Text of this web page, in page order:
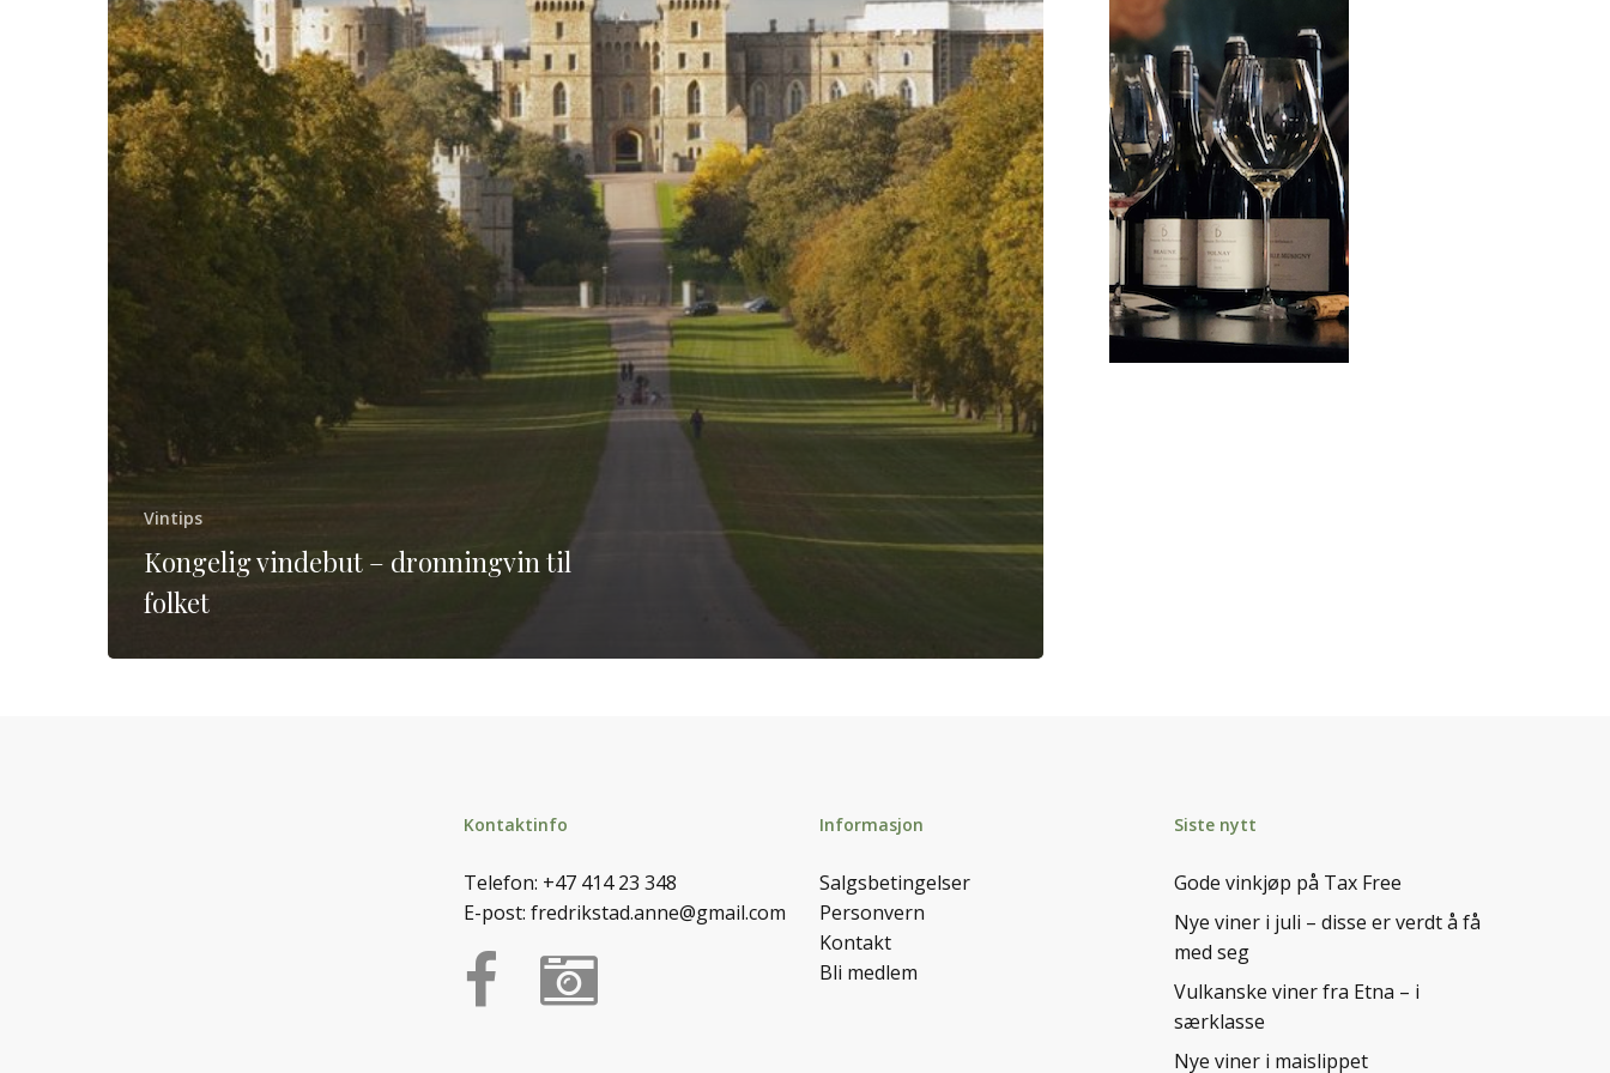
Vintips
Kongelig vindebut – dronningvin til
folket
Kontaktinfo
Telefon: +47 414 23 348
E-post: fredrikstad.anne@gmail.com
Informasjon
Salgsbetingelser
Personvern
Kontakt
Bli medlem
Siste nytt
Gode vinkjøp på Tax Free
Nye viner i juli – disse er verdt å få
med seg
Vulkanske viner fra Etna – i
særklasse
Nye viner i maislippet